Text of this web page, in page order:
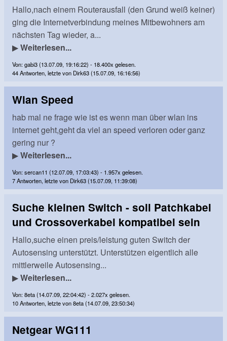
Hallo,nach einem Routerausfall (den Grund weiß keiner)
ging die Internetverbindung meines Mitbewohners am
nächsten Tag wieder, a...
▶Weiterlesen...
Von: gabi3 (13.07.09, 19:16:22) - 18.400x gelesen.
44 Antworten, letzte von Dirk63 (15.07.09, 16:16:56)
Wlan Speed
hab mal ne frage wie ist es wenn man über wlan ins
internet geht,geht da viel an speed verloren oder ganz
gering nur ?
▶Weiterlesen...
Von: sercan11 (12.07.09, 17:03:43) - 1.957x gelesen.
7 Antworten, letzte von Dirk63 (15.07.09, 11:39:08)
Suche kleinen Switch - soll Patchkabel
und Crossoverkabel kompatibel sein
Hallo,suche einen preis/leistung guten Switch der
Autosensing unterstützt. Unterstützen eigentlich alle
mittlerweile Autosensing...
▶Weiterlesen...
Von: 8eta (14.07.09, 22:04:42) - 2.027x gelesen.
10 Antworten, letzte von 8eta (14.07.09, 23:50:34)
Netgear WG111